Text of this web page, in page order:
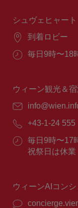
間：
シュヴェヒャー
場
到着ロビー
営
間：
毎日9時〜18
ウィーン観光＆
E
ー
ル：
電
番
号：
+43-1-24 555
営
業
毎日9時〜17
祝祭日は休業
ウィーンAIコンシ